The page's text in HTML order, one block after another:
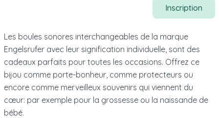
Inscription
Les boules sonores interchangeables de la marque
Engelsrufer avec leur signification individuelle, sont des
cadeaux parfaits pour toutes les occasions. Offrez ce
bijou comme porte-bonheur, comme protecteurs ou
encore comme merveilleux souvenirs qui viennent du
cœur: par exemple pour la grossesse ou la naissande de
bébé.